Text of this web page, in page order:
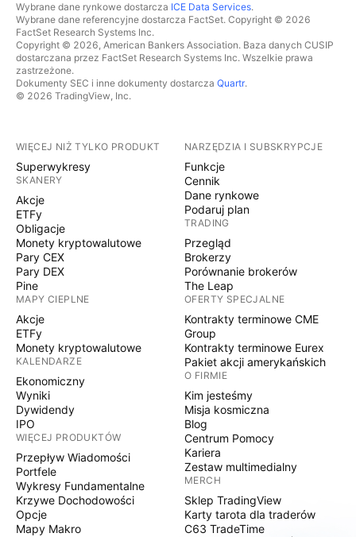
Wybrane dane rynkowe dostarcza ICE Data Services.
Wybrane dane referencyjne dostarcza FactSet. Copyright © 2026
FactSet Research Systems Inc.
Copyright © 2026, American Bankers Association. Baza danych CUSIP
dostarczana przez FactSet Research Systems Inc. Wszelkie prawa
zastrzeżone.
Dokumenty SEC i inne dokumenty dostarcza Quartr.
© 2026 TradingView, Inc.
WIĘCEJ NIŻ TYLKO PRODUKT
Superwykresy
SKANERY
Akcje
ETFy
Obligacje
Monety kryptowalutowe
Pary CEX
Pary DEX
Pine
MAPY CIEPLNE
Akcje
ETFy
Monety kryptowalutowe
KALENDARZE
Ekonomiczny
Wyniki
Dywidendy
IPO
WIĘCEJ PRODUKTÓW
Przepływ Wiadomości
Portfele
Wykresy Fundamentalne
Krzywe Dochodowości
Opcje
Mapy Makro
NARZĘDZIA I SUBSKRYPCJE
Funkcje
Cennik
Dane rynkowe
Podaruj plan
TRADING
Przegląd
Brokerzy
Porównanie brokerów
The Leap
OFERTY SPECJALNE
Kontrakty terminowe CME
Group
Kontrakty terminowe Eurex
Pakiet akcji amerykańskich
O FIRMIE
Kim jesteśmy
Misja kosmiczna
Blog
Centrum Pomocy
Kariera
Zestaw multimedialny
MERCH
Sklep TradingView
Karty tarota dla traderów
C63 TradeTime